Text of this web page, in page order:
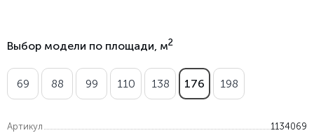
Выбор модели по площади, м2
69 88 99 110 138 176 198
Артикул
1134069